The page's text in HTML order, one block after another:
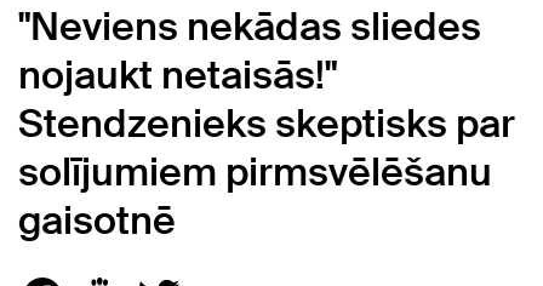
"Neviens nekādas sliedes
nojaukt netaisās!"
Stendzenieks skeptisks par
solījumiem pirmsvēlēšanu
gaisotnē